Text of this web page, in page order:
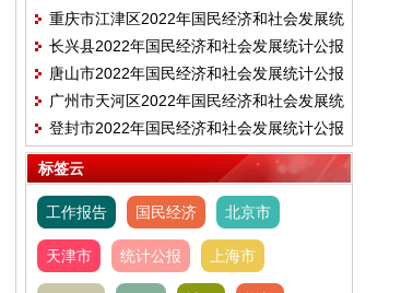
报
重庆市江津区2022年国民经济和社会发展统
计公报
长兴县2022年国民经济和社会发展统计公报
唐山市2022年国民经济和社会发展统计公报
广州市天河区2022年国民经济和社会发展统
计公报
登封市2022年国民经济和社会发展统计公报
标签云
工作报告 国民经济 北京市
天津市 统计公报 上海市